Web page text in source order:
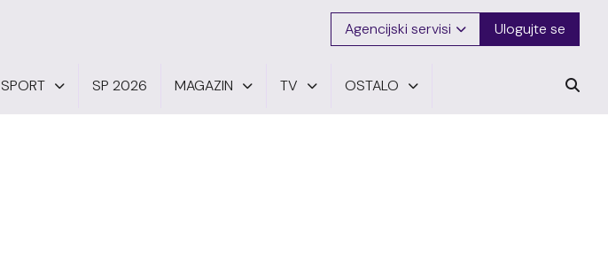
Agencijski servisi Ulogujte se
SPORT SP 2026 MAGAZIN TV OSTALO